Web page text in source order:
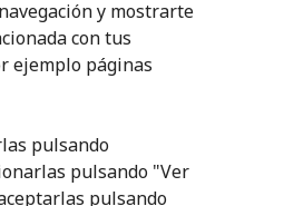
y mostrarte
con tus
ejemplo páginas
pulsando
pulsando "Ver
pulsando
13,98€ - 33,83
SELECCIONAR
OPCIONES